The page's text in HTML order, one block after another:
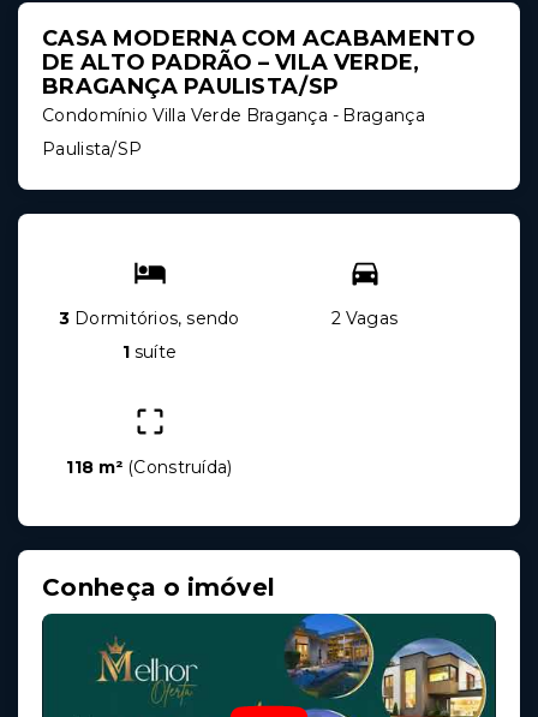
CASA MODERNA COM ACABAMENTO
DE ALTO PADRÃO – VILA VERDE,
BRAGANÇA PAULISTA/SP
Condomínio Villa Verde Bragança - Bragança
Paulista/SP
3 Dormitórios, sendo
1 suíte
2 Vagas
118 m² (Construída)
Conheça o imóvel